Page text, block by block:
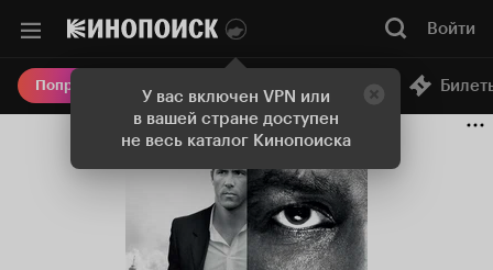
У вас включен VPN или
в вашей стране доступен
не весь каталог Кинопоиска
Войти
Попробовать Плюс Онлайн-кинотеатр